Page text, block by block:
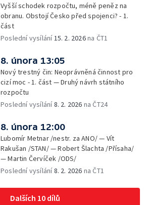
Vyšší schodek rozpočtu, méně peněz na
obranu. Obstojí Česko před spojenci? - 1.
část
Poslední vysílání 15. 2. 2026na ČT1
8. února 13:05
Nový trestný čin: Neoprávněná činnost pro
cizí moc - 1. část — Druhý návrh státního
rozpočtu
Poslední vysílání8. 2. 2026 na ČT24
8. února 12:00
Lubomír Metnar /nestr. za ANO/ — Vít
Rakušan /STAN/ — Robert Šlachta /Přísaha/
— Martin Červíček /ODS/
Poslední vysílání8. 2. 2026 na ČT1
Dalších 10 dílů